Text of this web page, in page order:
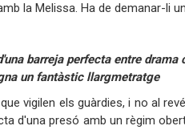
la Melissa. Ha de demanar-li
barreja perfecta entre
un fantàstic llargmetratge
vigilen els guàrdies, i no al
d'una presó amb un règim